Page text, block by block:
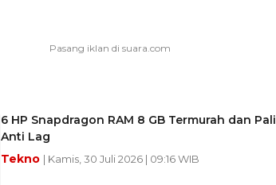
6 HP Snapdragon RAM 8 GB Termurah dan
Anti Lag
Tekno | Kamis, 30 Juli 2026 | 09:16 WIB